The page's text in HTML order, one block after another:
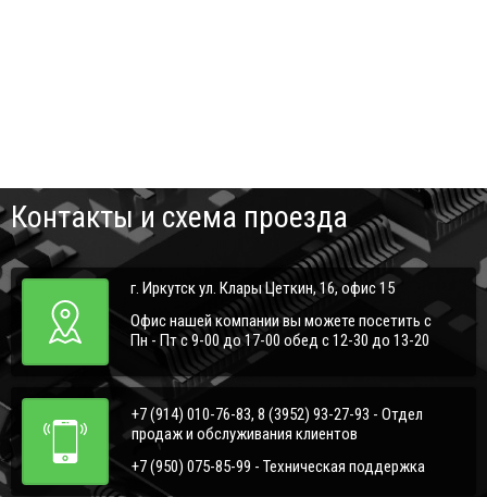
Контакты и схема проезда
г. Иркутск ул. Клары Цеткин, 16, офис 15
Офис нашей компании вы можете посетить с
Пн - Пт с 9-00 до 17-00 обед с 12-30 до 13-20
+7 (914) 010-76-83, 8 (3952) 93-27-93 - Отдел
продаж и обслуживания клиентов
+7 (950) 075-85-99 - Техническая поддержка